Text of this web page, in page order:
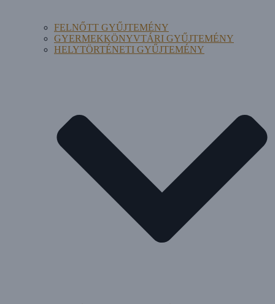
FELNŐTT GYŰJTEMÉNY
GYERMEKKÖNYVTÁRI GYŰJTEMÉNY
HELYTÖRTÉNETI GYŰJTEMÉNY